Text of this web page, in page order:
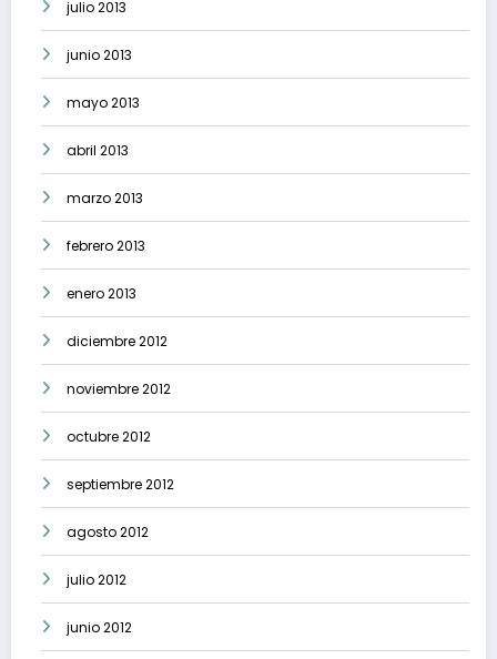
julio 2013
junio 2013
mayo 2013
abril 2013
marzo 2013
febrero 2013
enero 2013
diciembre 2012
noviembre 2012
octubre 2012
septiembre 2012
agosto 2012
julio 2012
junio 2012